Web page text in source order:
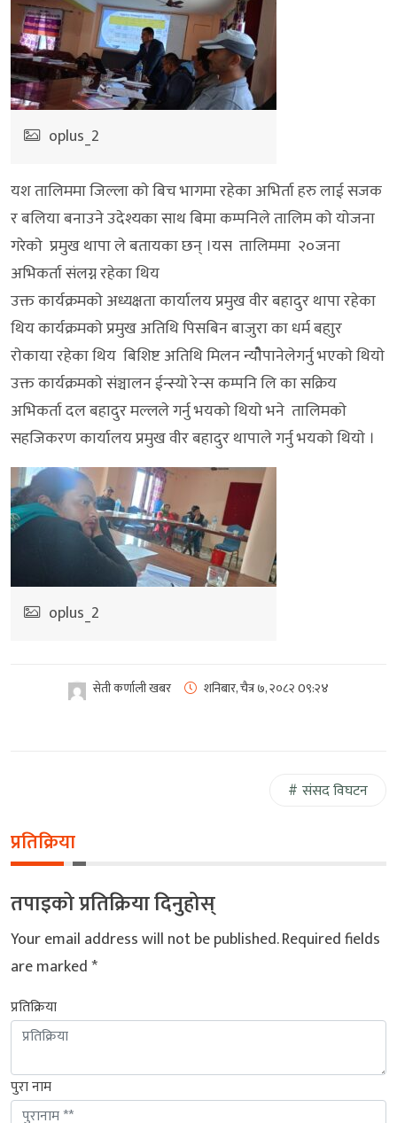
oplus_2
यश तालिममा जिल्ला काे बिच भागमा रहेका अभिर्ता हरु लाई सजक
र बलिया बनाउने उदेश्यका साथ बिमा कम्पनिले तालिम काे याेजना
गरेकाे प्रमुख थापा ले बतायका छन् ।यस तालिममा २०जना
अभिकर्ता संलग्न रहेका थिय
उक्त कार्यक्रमकाे अध्यक्षता कार्यालय प्रमुख वीर बहादुर थापा रहेका
थिय कार्यक्रमकाे प्रमुख अतिथि पिसबिन बाजुरा का धर्म बहाुर
राेकाया रहेका थिय बिशिष्ट अतिथि मिलन न्याेैपानेलेगर्नु भएकाे थियाे
उक्त कार्यक्रमकाे संञ्चालन ईन्स्याे रेन्स कम्पनि लि का सक्रिय
अभिकर्ता दल बहादुर मल्लले गर्नु भयकाे थियाे भने तालिमकाे
सहजिकरण कार्यालय प्रमुख वीर बहादुर थापाले गर्नु भयकाे थियाे ।
oplus_2
सेती कर्णाली खबर शनिबार, चैत्र ७, २०८२0९:२४
संसद विघटन
प्रतिक्रिया
तपाइको प्रतिक्रिया दिनुहोस्
Your email address will not be published.Required fields
are marked*
प्रतिक्रिया
पुरा नाम